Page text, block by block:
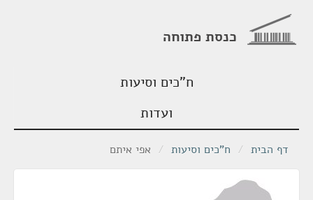
כנסת פתוחה
ח"כים וסיעות
ועדות
דף הבית / ח"כים וסיעות / אפי איתם